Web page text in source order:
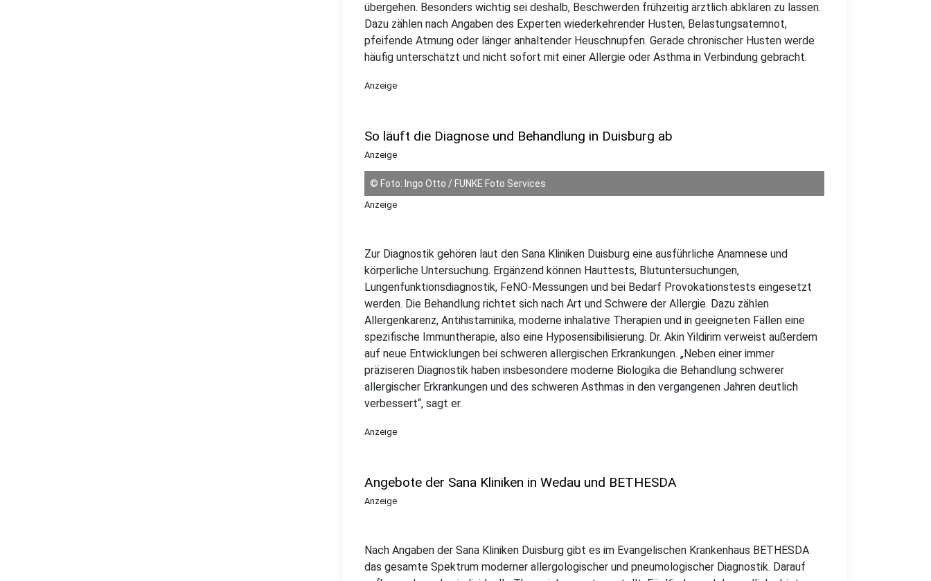
übergehen. Besonders wichtig sei deshalb, Beschwerden frühzeitig ärztlich abklären zu lassen.
Dazu zählen nach Angaben des Experten wiederkehrender Husten, Belastungsatemnot,
pfeifende Atmung oder länger anhaltender Heuschnupfen. Gerade chronischer Husten werde
häufig unterschätzt und nicht sofort mit einer Allergie oder Asthma in Verbindung gebracht.
Anzeige
So läuft die Diagnose und Behandlung in Duisburg ab
Anzeige
© Foto: Ingo Otto / FUNKE Foto Services
Anzeige
Zur Diagnostik gehören laut den Sana Kliniken Duisburg eine ausführliche Anamnese und
körperliche Untersuchung. Ergänzend können Hauttests, Blutuntersuchungen,
Lungenfunktionsdiagnostik, FeNO-Messungen und bei Bedarf Provokationstests eingesetzt
werden. Die Behandlung richtet sich nach Art und Schwere der Allergie. Dazu zählen
Allergenkarenz, Antihistaminika, moderne inhalative Therapien und in geeigneten Fällen eine
spezifische Immuntherapie, also eine Hyposensibilisierung. Dr. Akin Yildirim verweist außerdem
auf neue Entwicklungen bei schweren allergischen Erkrankungen. „Neben einer immer
präziseren Diagnostik haben insbesondere moderne Biologika die Behandlung schwerer
allergischer Erkrankungen und des schweren Asthmas in den vergangenen Jahren deutlich
verbessert“, sagt er.
Anzeige
Angebote der Sana Kliniken in Wedau und BETHESDA
Anzeige
Nach Angaben der Sana Kliniken Duisburg gibt es im Evangelischen Krankenhaus BETHESDA
das gesamte Spektrum moderner allergologischer und pneumologischer Diagnostik. Darauf